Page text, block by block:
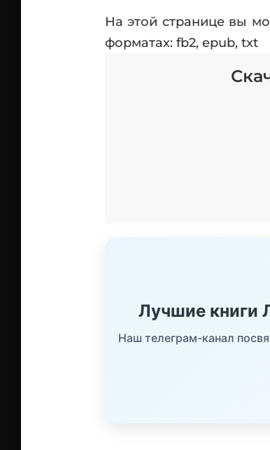
На этой странице вы
форматах: fb2, epub, txt
Лучшие
Наш телеграм-канал